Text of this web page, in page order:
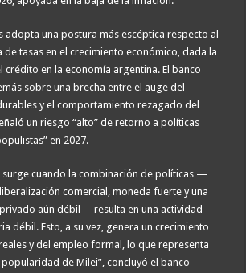
adopta una postura más escéptica respecto al
tasas en el crecimiento económico, dada la
crédito en la economía argentina. El banco
sobre una brecha entre el auge del
y el comportamiento rezagado del
un riesgo “alto” de retorno a políticas
en 2027.
surge cuando la combinación de políticas —
comercial, moneda fuerte y una
aún débil— resulta en una actividad
débil. Esto, a su vez, genera un crecimiento
y del empleo formal, lo que representa
de Milei”, concluyó el banco